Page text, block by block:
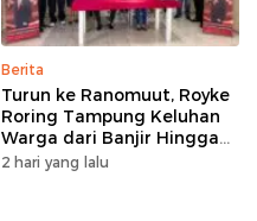
Berita
Turun ke Ranomuut, Royke
Roring Tampung Keluhan
Warga dari Banjir Hingga
Fasilitas Publik
2 hari yang lalu